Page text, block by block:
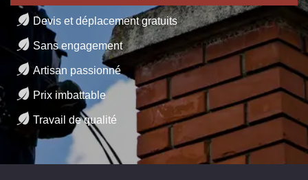
Devis et déplacement gratuits
Sans engagement
Artisan passionné
Prix imbattable
Travail de qualité